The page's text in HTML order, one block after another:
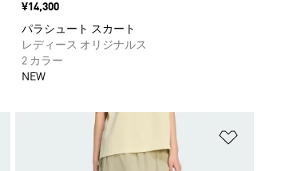
価格
¥14,300
パラシュート スカート
レディース オリジナルス
2 カラー
NEW
ほしいものリストに追加